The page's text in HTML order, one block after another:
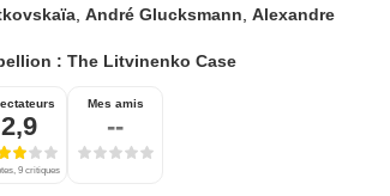
André Glucksmann Alexandre
: The Litvinenko Case
2,9
9 critiques
Mes amis
--